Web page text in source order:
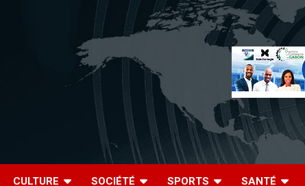
CULTURE SOCIÉTÉ SPORTS SANTÉ